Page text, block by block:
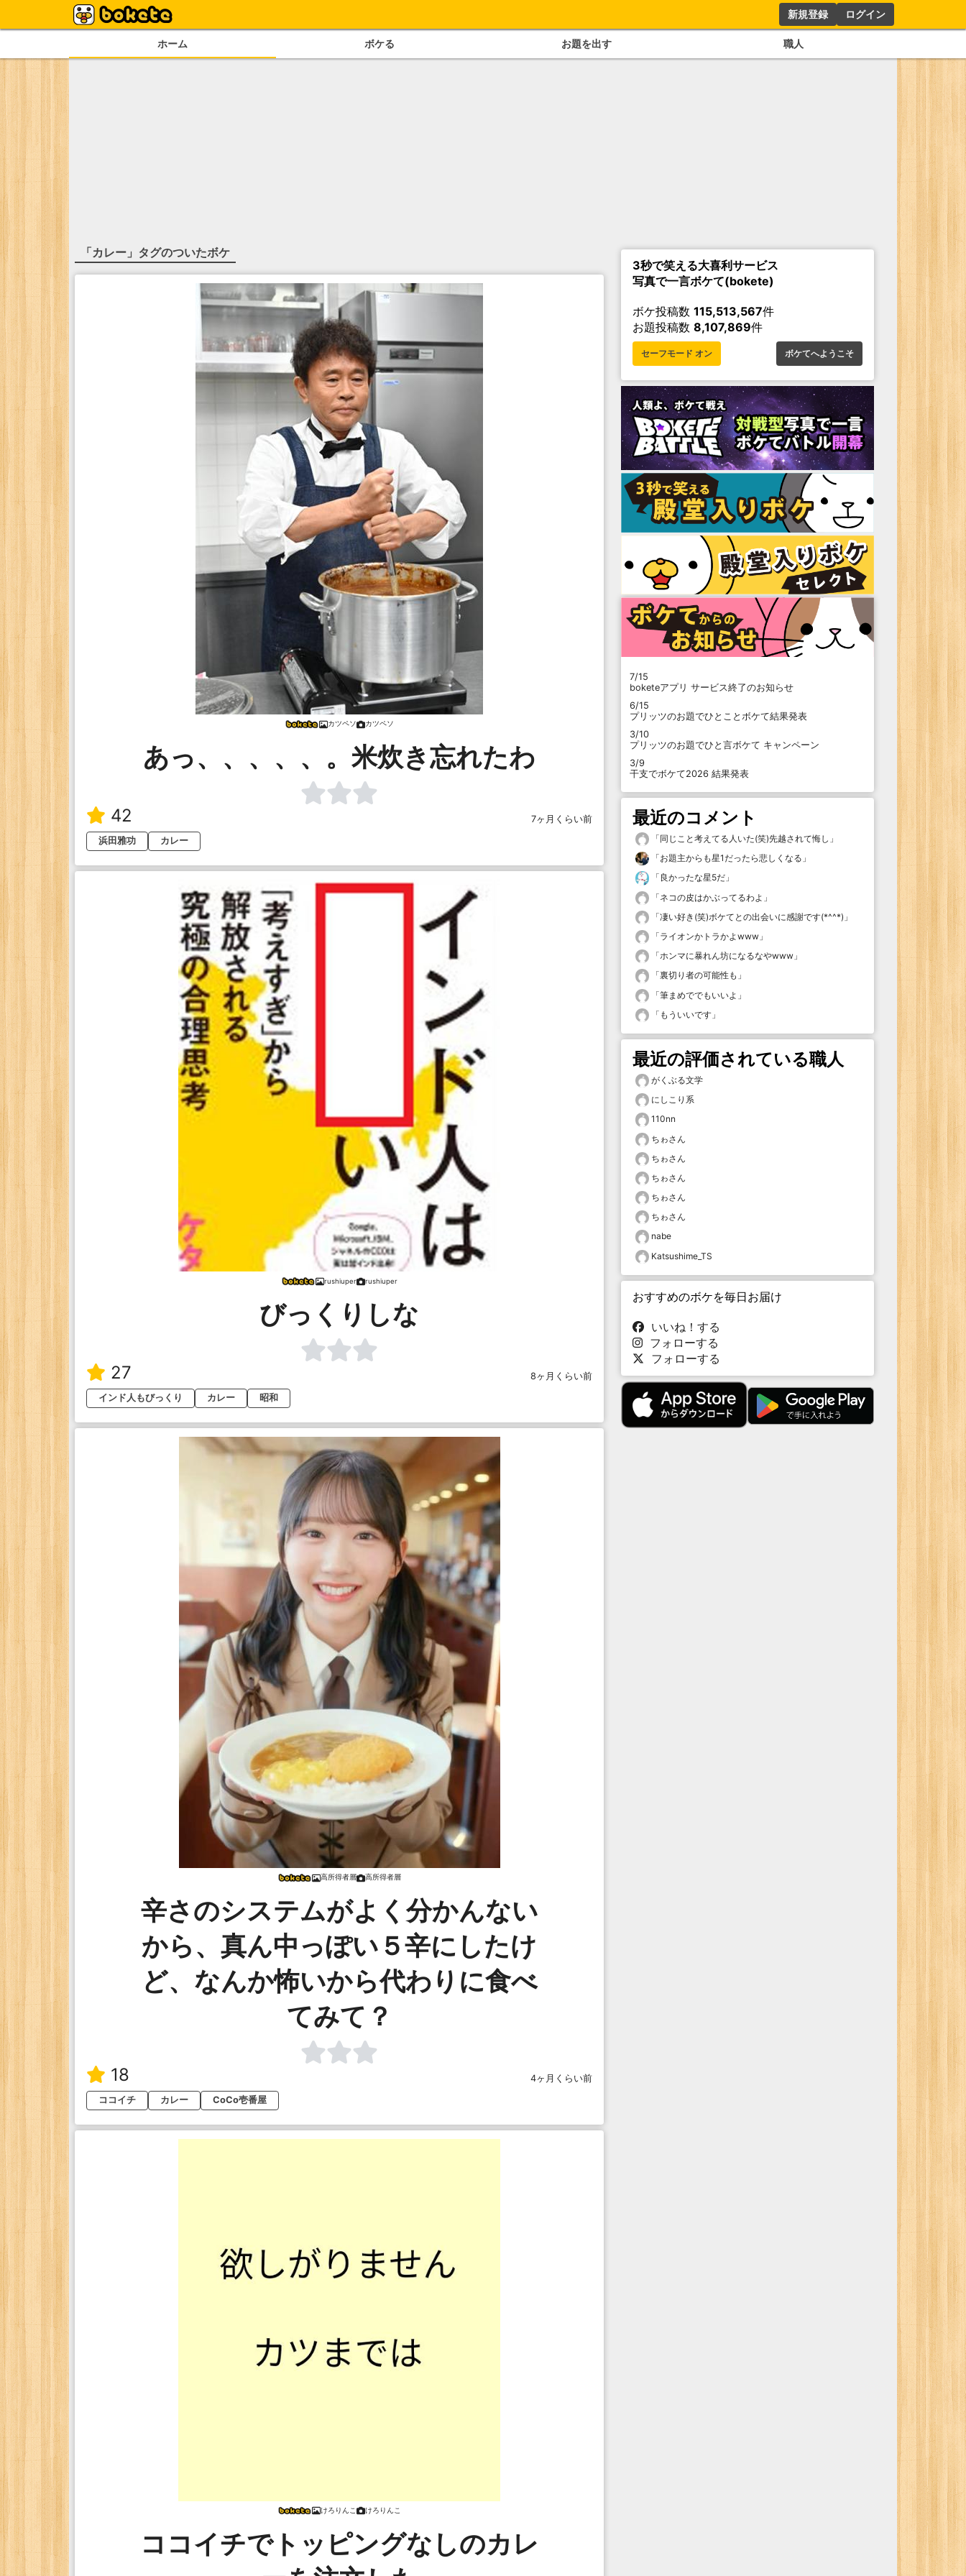
新規登録 ログイン
ホーム ボケる お題を出す 職人
「カレー 」タグのついたボケ
カツペソ カツペソ
あっ、、、、、。米炊き忘れたわ
42
7ヶ月くらい前
浜田雅功
カレー
rushiuper rushiuper
びっくりしな
27
8ヶ月くらい前
インド人もびっくり
カレー 昭和
高所得者層 高所得者層
辛さのシステムがよく分かんない
から、真ん中っぽい５辛にしたけ
ど、なんか怖いから代わりに食べ
てみて？
18
4ヶ月くらい前
ココイチ
カレー CoCo壱番屋
けろりんこ けろりんこ
ココイチでトッピングなしのカレ
3秒で笑える大喜利サービス
写真で一言ボケて(bokete)
ボケ投稿数 115,513,567件
お題投稿数 8,107,869件
セーフモード オン ボケてへようこそ
7/15
boketeアプリ サービス終了のお知らせ
6/15
プリッツのお題でひとことボケて結果発表
3/10
プリッツのお題でひと言ボケて キャンペーン
3/9
干支でボケて2026 結果発表
最近のコメント
「同じこと考えてる人いた(笑)先越されて悔し 」
「お題主からも星1だったら悲しくなる 」
「 良かったな星5だ 」
「ネコの皮はかぶってるわよ 」
「凄い好き(笑)ボケてとの出会いに感謝です(*^^*) 」
「ライオンかトラかよwww 」
「ホンマに暴れん坊になるなやwww 」
「裏切り者の可能性も 」
「筆まめででもいいよ 」
「 もういいです 」
最近の評価されている職人
がくぶる文学
にしこり系
110nn
ちゎさん
ちゎさん
ちゎさん
ちゎさん
ちゎさん
nabe
Katsushime_TS
おすすめのボケを毎日お届け
いいね！する
フォローする
フォローする